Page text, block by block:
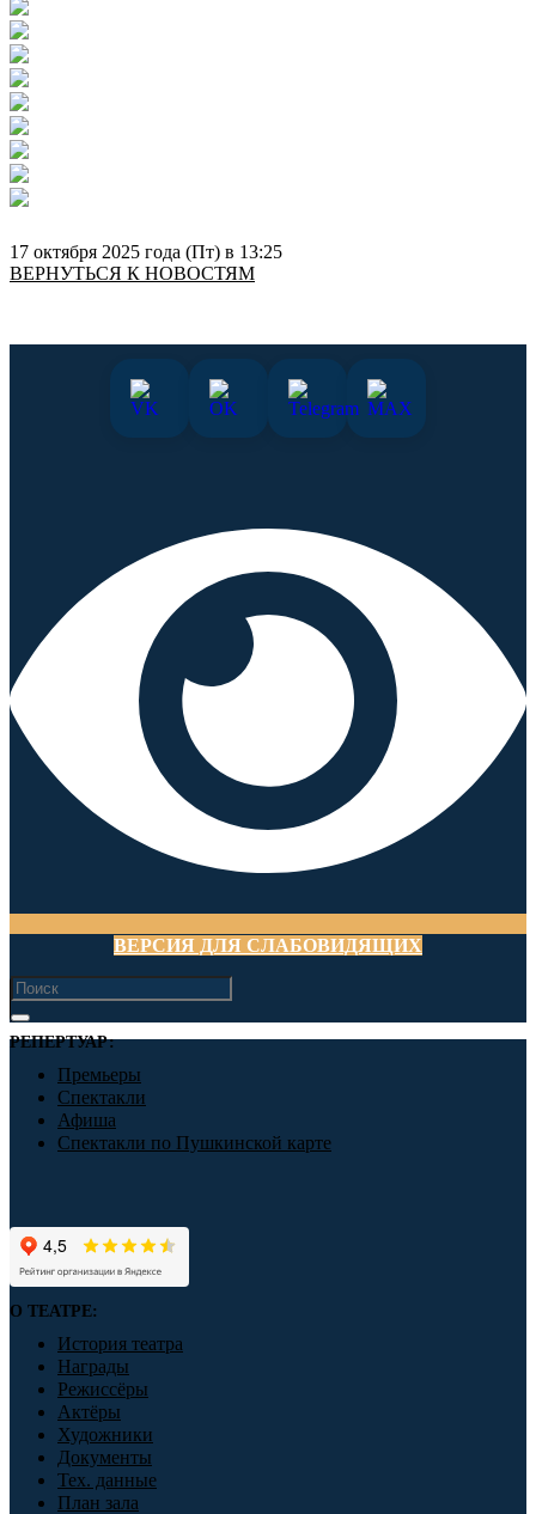
17 октября 2025 года (Пт) в 13:25
ВЕРНУТЬСЯ К НОВОСТЯМ
ВЕРСИЯ ДЛЯ СЛАБОВИДЯЩИХ
РЕПЕРТУАР:
Премьеры
Спектакли
Афиша
Спектакли по Пушкинской карте
О ТЕАТРЕ:
История театра
Награды
Режиссёры
Актёры
Художники
Документы
Тех. данные
План зала